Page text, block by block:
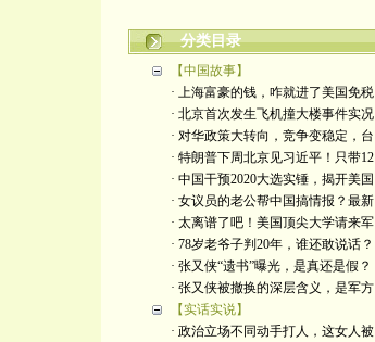
分类目录
【中国故事】
· 上海富豪的钱，咋就进了美国免税
· 北京首次发生飞机撞大楼事件实况
· 对华政策大转向，竞争变稳定，台
· 特朗普下周北京见习近平！只带12
· 中国干预2020大选实锤，揭开美国
· 女议员的老公帮中国搞情报？最新
· 太离谱了吧！美国顶尖大学请来军
· 78岁老爷子判20年，谁还敢说话？
· 张又侠“遗书”曝光，是真还是假？
· 张又侠被撤换的深层含义，是军方
【实话实说】
· 政治立场不同动手打人，这女人被